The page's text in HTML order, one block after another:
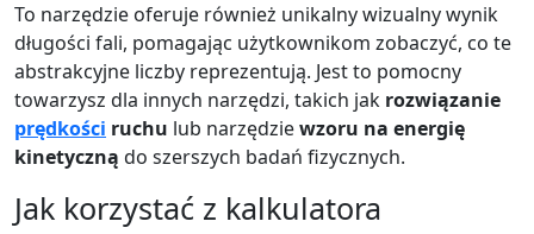
To narzędzie oferuje również unikalny wizualny wynik
długości fali, pomagając użytkownikom zobaczyć, co te
abstrakcyjne liczby reprezentują. Jest to pomocny
towarzysz dla innych narzędzi, takich jak rozwiązanie
prędkości ruchu lub narzędziewzoru na energię
kinetyczną do szerszych badań fizycznych.
Jak korzystać z kalkulatora